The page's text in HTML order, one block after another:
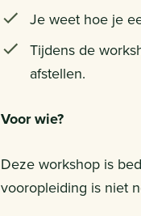
Je weet hoe je
Tijdens de
afstellen.
Voor wie?
Deze workshop is
vooropleiding is niet